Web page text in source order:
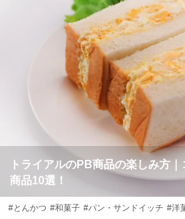
トライアルのPB商品の楽しみ方
商品10選！
#とんかつ #和菓子 #パン・サンドイッチ #洋